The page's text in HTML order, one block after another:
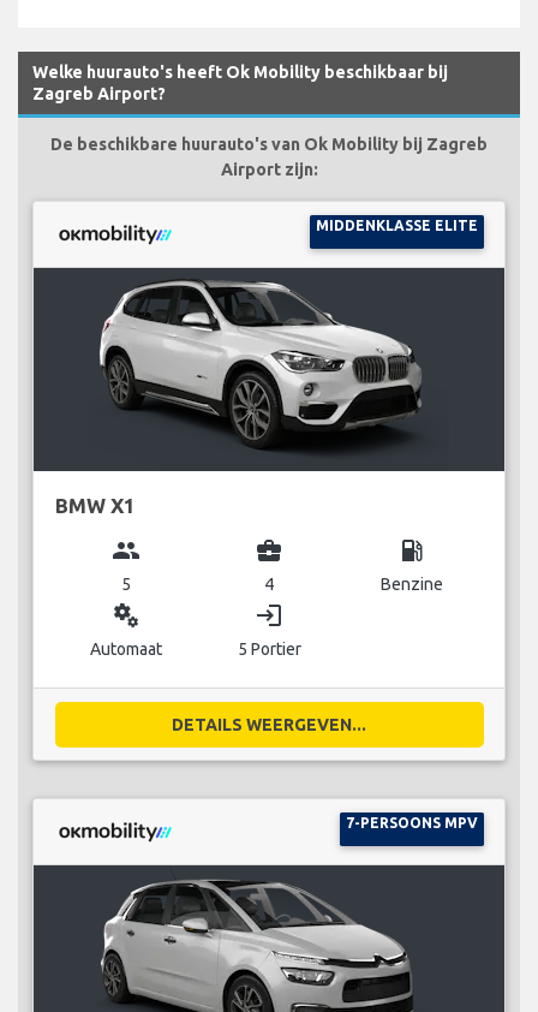
Welke huurauto's heeft Ok Mobility beschikbaar bij
Zagreb Airport?
De beschikbare huurauto's van Ok Mobility bij Zagreb
Airport zijn:
MIDDENKLASSE ELITE
BMW X1
group
5
business_center
4
local_gas_station
Benzine
miscellaneous_services
Automaat
login
5 Portier
DETAILS WEERGEVEN...
7-PERSOONS MPV